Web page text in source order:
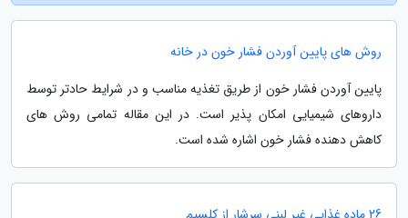
روش های پایین آوردن فشار خون در خانه
پایین آوردن فشار خون از طریق تغذیه مناسب و در شرایط حادتر توسط
داروهای شیمیایی امکان پذیر است. در این مقاله تمامی روش های
کاهش دهنده فشار خون اشاره شده است.